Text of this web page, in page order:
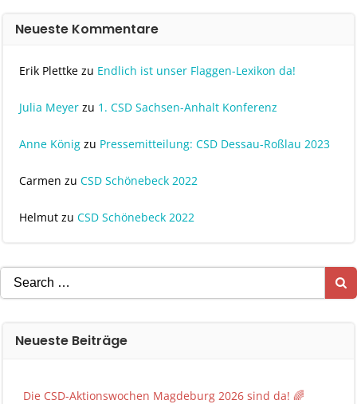
Neueste Kommentare
Erik Plettke zu Endlich ist unser Flaggen-Lexikon da!
Julia Meyer zu 1. CSD Sachsen-Anhalt Konferenz
Anne König zu Pressemitteilung: CSD Dessau-Roßlau 2023
Carmen zu CSD Schönebeck 2022
Helmut zu CSD Schönebeck 2022
Search
for:
Neueste Beiträge
Die CSD-Aktionswochen Magdeburg 2026 sind da! 🌈